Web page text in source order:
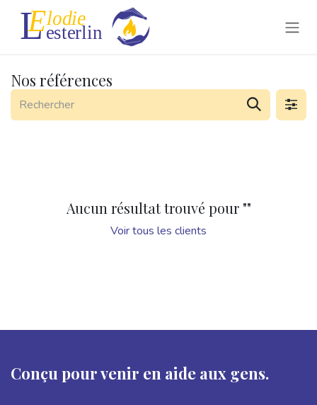
Se rendre au contenu
Nos références
Aucun résultat trouvé pour ""
Voir tous les clients
Conçu pour venir en aide aux gens.